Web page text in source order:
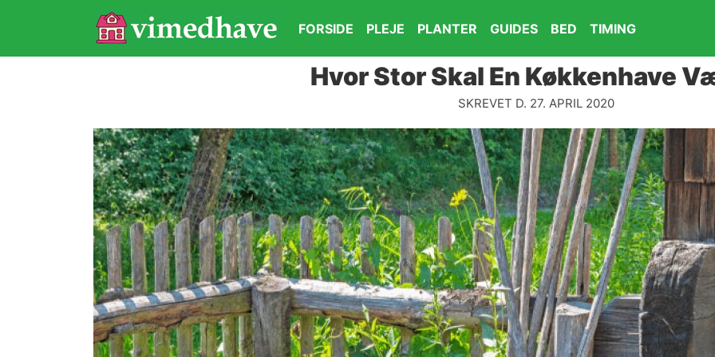
Hvor Stor Skal En Køkkenhave
SKREVET D. 27. APRIL 2020
FORSIDE PLEJE PLANTER GUIDES BED TIMING